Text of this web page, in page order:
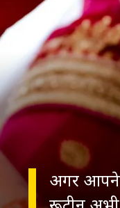
अगर आपने